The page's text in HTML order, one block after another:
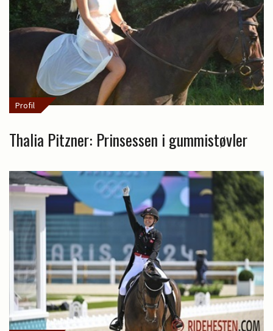
Profil
Thalia Pitzner: Prinsessen i gummistøvler